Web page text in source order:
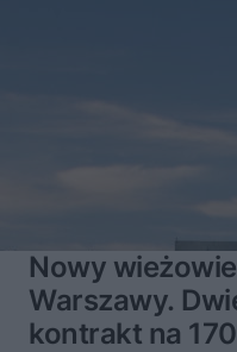
Nowy
Warszawy.
kontrakt na